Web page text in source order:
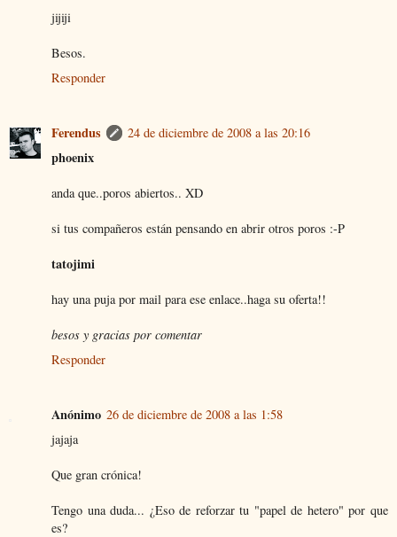
jijiji
Besos.
Responder
Ferendus 24 de diciembre de 2008 a las 20:16
phoenix
anda que..poros abiertos.. XD
si tus compañeros están pensando en abrir otros poros :-P
tatojimi
hay una puja por mail para ese enlace..haga su oferta!!
besos y gracias por comentar
Responder
Anónimo 26 de diciembre de 2008 a las 1:58
jajaja
Que gran crónica!
Tengo una duda... ¿Eso de reforzar tu "papel de hetero" por que
es?